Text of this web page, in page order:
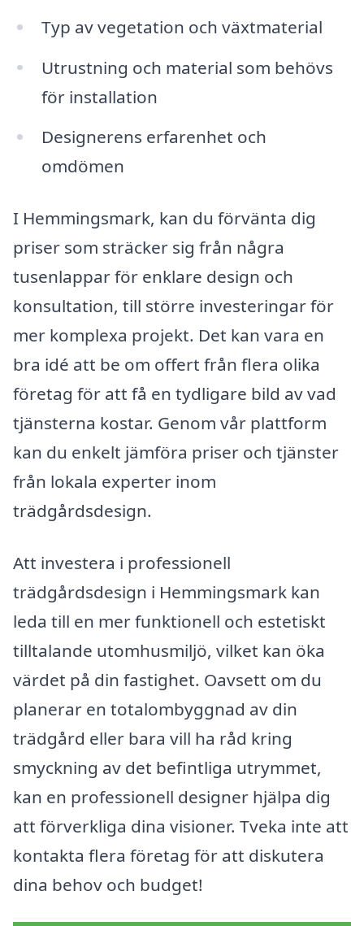
Typ av vegetation och växtmaterial
Utrustning och material som behövs
för installation
Designerens erfarenhet och
omdömen
I Hemmingsmark, kan du förvänta dig
priser som sträcker sig från några
tusenlappar för enklare design och
konsultation, till större investeringar för
mer komplexa projekt. Det kan vara en
bra idé att be om offert från flera olika
företag för att få en tydligare bild av vad
tjänsterna kostar. Genom vår plattform
kan du enkelt jämföra priser och tjänster
från lokala experter inom
trädgårdsdesign.
Att investera i professionell
trädgårdsdesign i Hemmingsmark kan
leda till en mer funktionell och estetiskt
tilltalande utomhusmiljö, vilket kan öka
värdet på din fastighet. Oavsett om du
planerar en totalombyggnad av din
trädgård eller bara vill ha råd kring
smyckning av det befintliga utrymmet,
kan en professionell designer hjälpa dig
att förverkliga dina visioner. Tveka inte att
kontakta flera företag för att diskutera
dina behov och budget!